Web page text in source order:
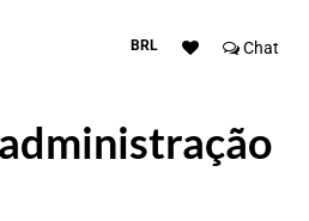
BRL Chat